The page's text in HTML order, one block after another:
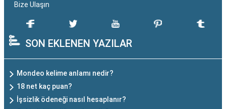
Bize Ulaşın
SON EKLENEN YAZILAR
Mondeo kelime anlamı nedir?
18 net kaç puan?
İşsizlik ödeneği nasıl hesaplanır?